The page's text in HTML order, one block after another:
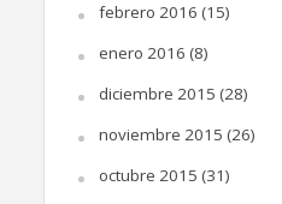
febrero 2016 (15)
enero 2016 (8)
diciembre 2015 (28)
noviembre 2015 (26)
octubre 2015 (31)